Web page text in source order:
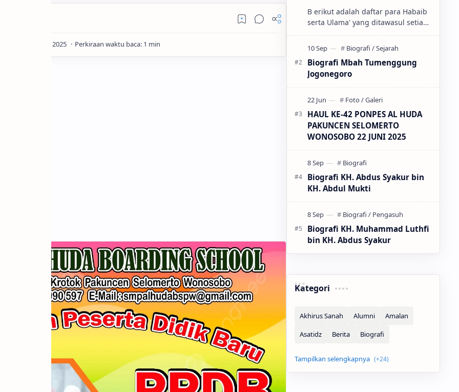
B erikut adalah daftar para Habaib
serta Ulama' yang ditawasul setiap
Masjid Roudloh Pondok Pesantren
Biografi Mbah Tumenggung
Jogonegoro
HAUL KE-42 PONPES AL HUDA
PAKUNCEN SELOMERTO
WONOSOBO 22 JUNI 2025
Biografi KH. Abdus Syakur bin
KH. Abdul Mukti
Biografi KH. Muhammad Luthfi
bin KH. Abdus Syakur
Kategori